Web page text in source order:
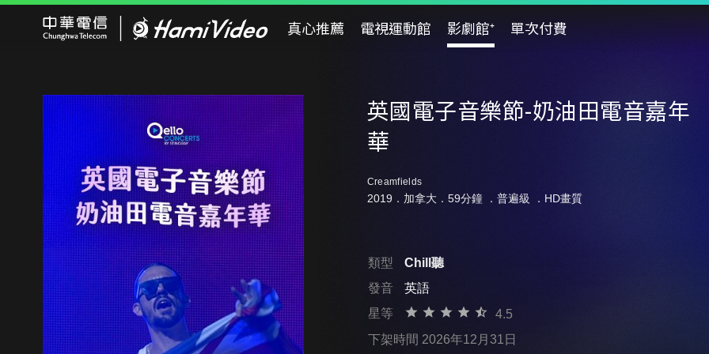
真心推薦 電視運動館 影劇館⁺ 單次付費
英國電子音樂節-奶油田電音嘉年
華
Creamfields
2019．加拿大．59分鐘 ． 普遍級 ．HD畫質
類型
Chill聽
發音
英語
星等
4.5
下架時間 2026年12月31日